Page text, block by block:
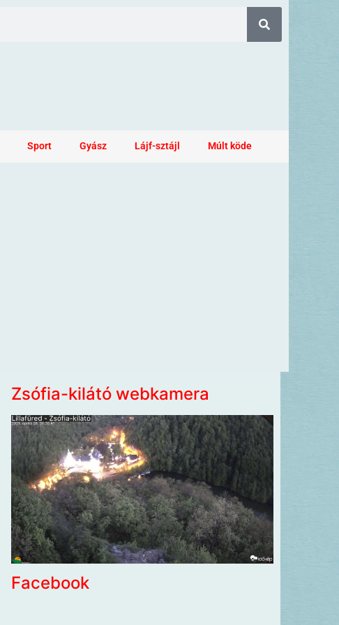
Sport Gyász Lájf-sztájl Múlt köde
Zsófia-kilátó webkamera
Facebook